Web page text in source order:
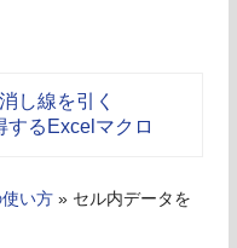
し線を引く
するExcelマクロ
い方 » セル内データを